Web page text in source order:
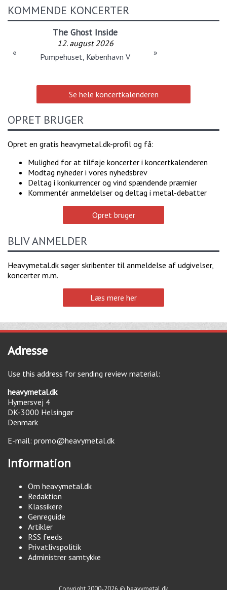
KOMMENDE KONCERTER
The Ghost Inside
12. august 2026
Pumpehuset, København V
« »
Se hele koncertkalenderen
OPRET BRUGER
Opret en gratis heavymetal.dk-profil og få:
Mulighed for at tilføje koncerter i koncertkalenderen
Modtag nyheder i vores nyhedsbrev
Deltag i konkurrencer og vind spændende præmier
Kommentér anmeldelser og deltag i metal-debatter
Opret bruger
BLIV ANMELDER
Heavymetal.dk søger skribenter til anmeldelse af udgivelser,
koncerter m.m.
Læs mere her
Adresse
Use this address for sending review material:
heavymetal.dk
Hymersvej 4
DK-3000 Helsingør
Denmark
E-mail: promo@heavymetal.dk
Information
Om heavymetal.dk
Redaktion
Klassikere
Genreguide
Artikler
RSS feeds
Privatlivspolitik
Administrer samtykke